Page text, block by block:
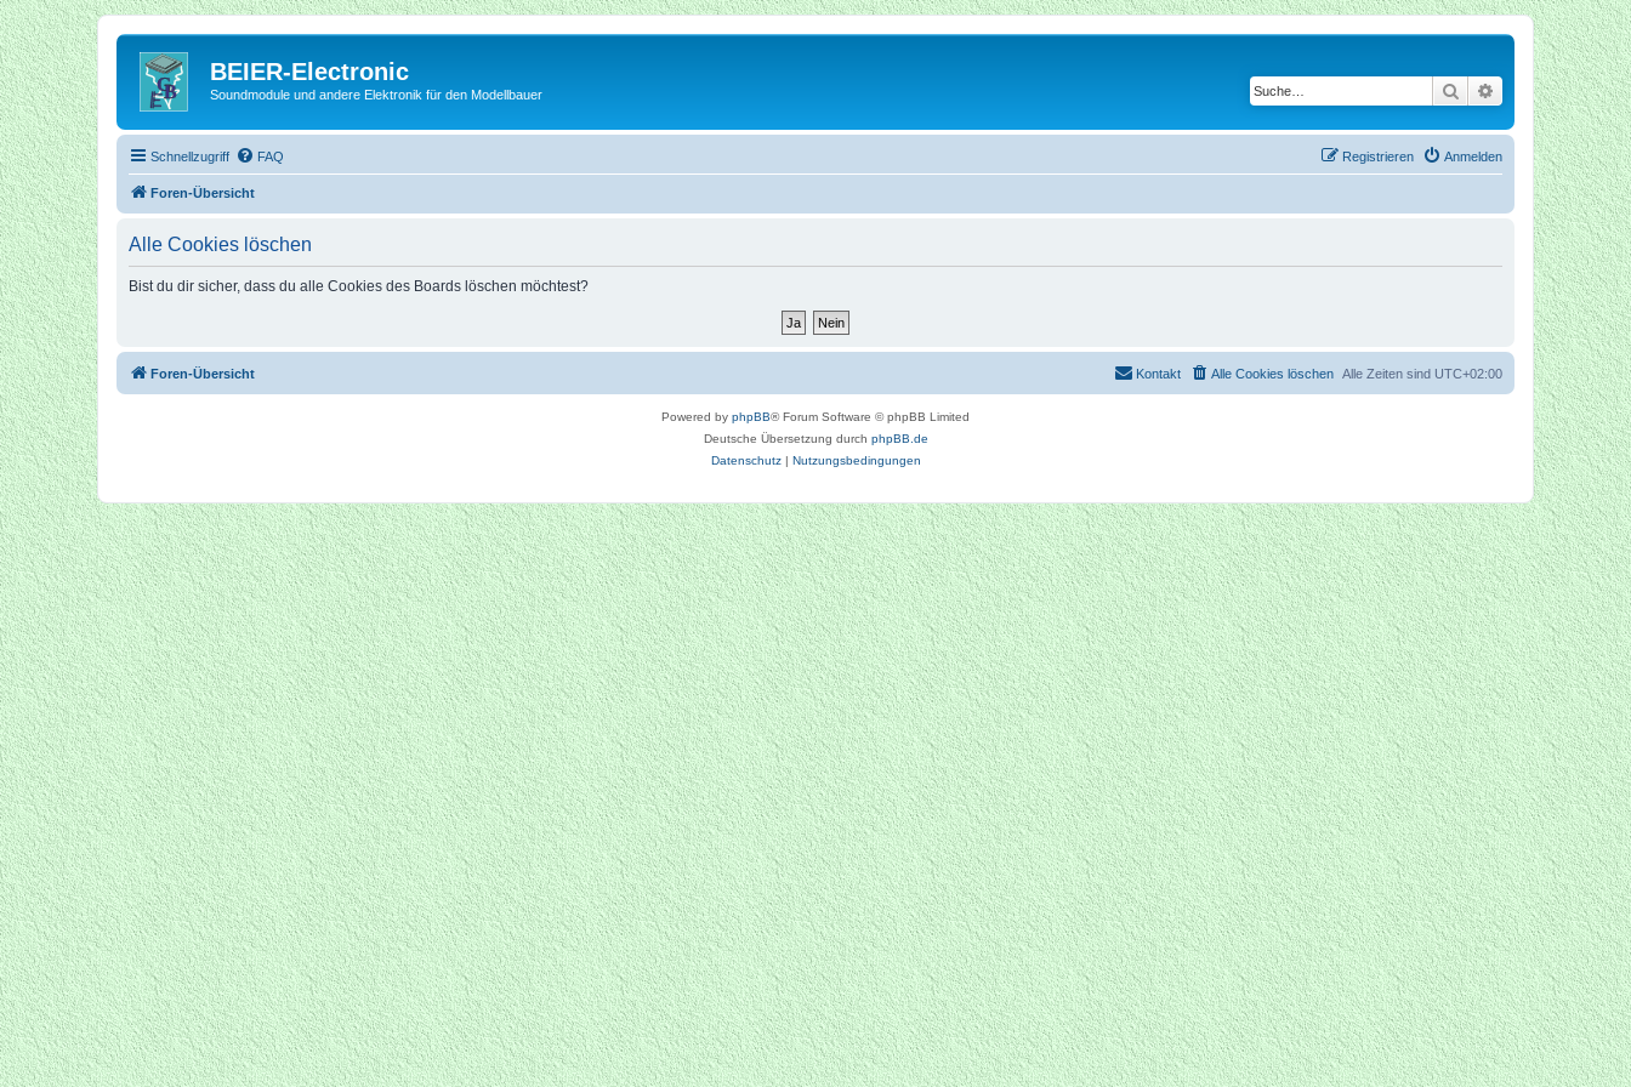
BEIER-Electronic
Soundmodule und andere Elektronik für den Modellbauer Suche Erweiterte Suche
Schnellzugriff FAQ Anmelden
Registrieren
Foren-Übersicht
Alle Cookies löschen
Bist du dir sicher, dass du alle Cookies des Boards löschen möchtest?
Foren-Übersicht Alle Zeiten sind UTC+02:00
Alle Cookies löschen
Kontakt
Powered by phpBB® Forum Software © phpBB Limited
Deutsche Übersetzung durch phpBB.de
Datenschutz| Nutzungsbedingungen